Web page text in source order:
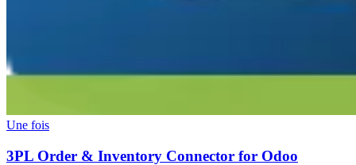
Une fois
3PL Order & Inventory Connector for Odoo